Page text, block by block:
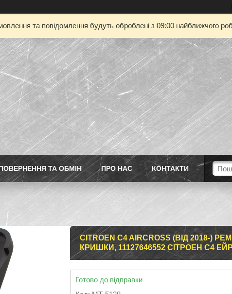
та повідомлення будуть оброблені з 09:00 найближчого
ТА ОБМІН ПРО НАС КОНТАКТИ
CITROEN C4 AIRCROSS (ВІД 2018-)
КРИШКИ, 11127646552 СІТРОЕН С4
Готово до відправки